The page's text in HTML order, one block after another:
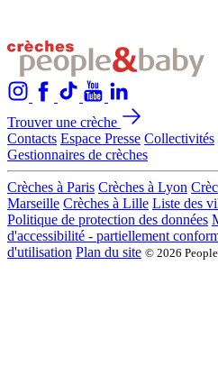
Trouver une crèche
Contacts Espace Presse Collectivités
Gestionnaires de crèches
Crèches à Paris Crèches à Lyon
Marseille Crèches à Lille Liste des
Politique de protection des données
d'accessibilité - partiellement
d'utilisation Plan du site © 2026